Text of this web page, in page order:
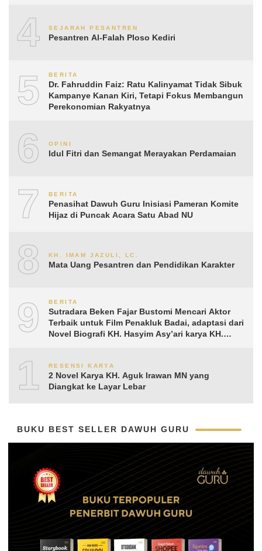
4 SEJARAH PESANTREN
Pesantren Al-Falah Ploso Kediri
5 BERITA
Dr. Fahruddin Faiz: Ratu Kalinyamat Tidak Sibuk
Kampanye Kanan Kiri, Tetapi Fokus Membangun
Perekonomian Rakyatnya
6 OPINI
Idul Fitri dan Semangat Merayakan Perdamaian
7 BERITA
Penasihat Dawuh Guru Inisiasi Pameran Komite
Hijaz di Puncak Acara Satu Abad NU
8 KH. IMAM JAZULI, LC.
Mata Uang Pesantren dan Pendidikan Karakter
9 BERITA
Sutradara Beken Fajar Bustomi Mencari Aktor
Terbaik untuk Film Penakluk Badai, adaptasi dari
Novel Biografi KH. Hasyim Asy’ari karya KH.
10RESENSI KARYA
2 Novel Karya KH. Aguk Irawan MN yang
Diangkat ke Layar Lebar
BUKU BEST SELLER DAWUH GURU